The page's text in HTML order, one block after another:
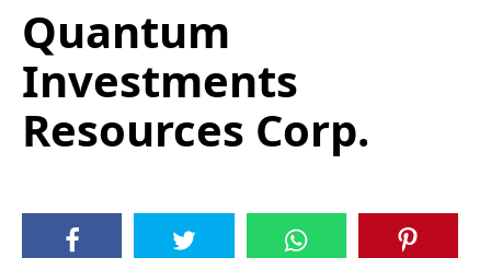
Quantum
Investments
Resources Corp.